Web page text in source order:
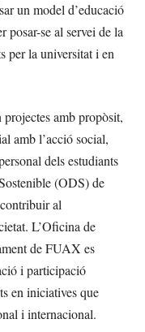
un model d’educació
posar-se al servei de la
per la universitat i en
amb propòsit,
amb l’acció social,
dels estudiants
(ODS) de
al
L’Oficina de
de FUAX es
i participació
en iniciatives que
i internacional.